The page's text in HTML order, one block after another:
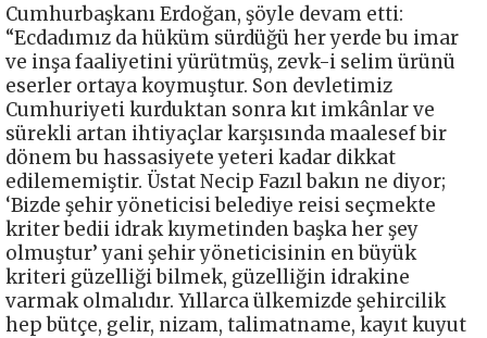
Cumhurbaşkanı Erdoğan, şöyle devam etti:
“Ecdadımız da hüküm sürdüğü her yerde bu imar
ve inşa faaliyetini yürütmüş, zevk-i selim ürünü
eserler ortaya koymuştur. Son devletimiz
Cumhuriyeti kurduktan sonra kıt imkânlar ve
sürekli artan ihtiyaçlar karşısında maalesef bir
dönem bu hassasiyete yeteri kadar dikkat
edilememiştir. Üstat Necip Fazıl bakın ne diyor;
‘Bizde şehir yöneticisi belediye reisi seçmekte
kriter bedii idrak kıymetinden başka her şey
olmuştur’ yani şehir yöneticisinin en büyük
kriteri güzelliği bilmek, güzelliğin idrakine
varmak olmalıdır. Yıllarca ülkemizde şehircilik
hep bütçe, gelir, nizam, talimatname, kayıt kuyut